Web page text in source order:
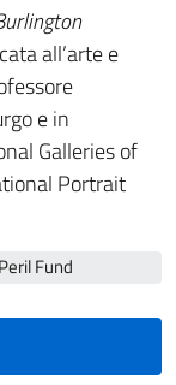
all’arte e
e in
Galleries of
Portrait
Fund